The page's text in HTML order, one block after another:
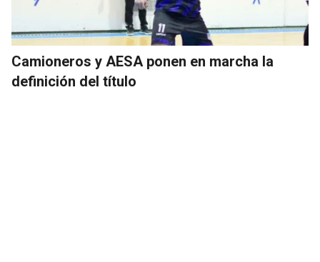
Camioneros y AESA ponen en marcha la
definición del título